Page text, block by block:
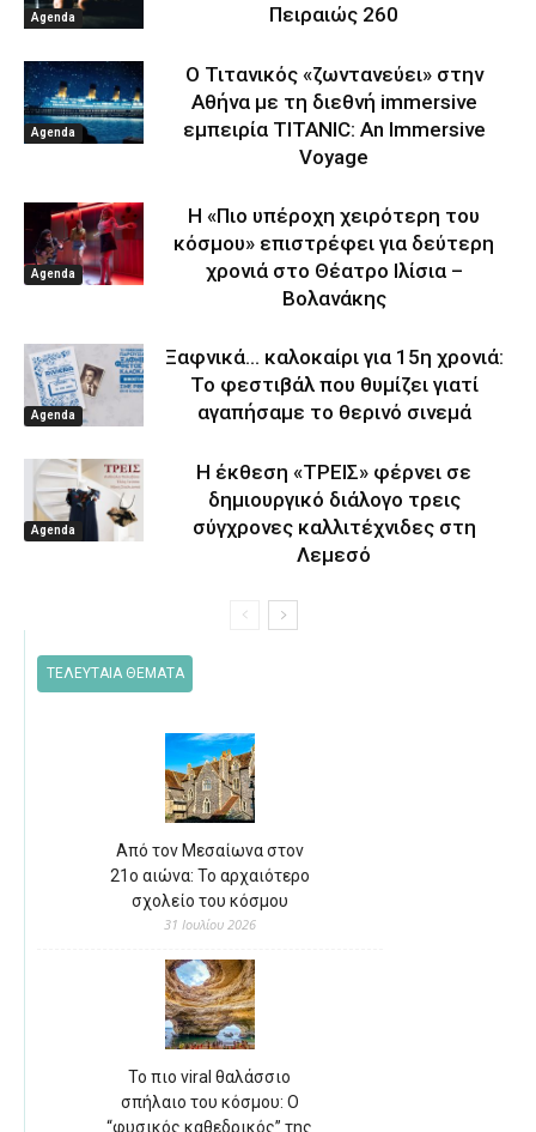
Agenda
Πειραιώς 260
Agenda
Ο Τιτανικός «ζωντανεύει» στην
Αθήνα με τη διεθνή immersive
εμπειρία TITANIC: An Immersive
Voyage
Agenda
Η «Πιο υπέροχη χειρότερη του
κόσμου» επιστρέφει για δεύτερη
χρονιά στο Θέατρο Ιλίσια –
Βολανάκης
Agenda
Ξαφνικά… καλοκαίρι για 15η χρονιά:
Το φεστιβάλ που θυμίζει γιατί
αγαπήσαμε το θερινό σινεμά
Agenda
Η έκθεση «ΤΡΕΙΣ» φέρνει σε
δημιουργικό διάλογο τρεις
σύγχρονες καλλιτέχνιδες στη
Λεμεσό
ΤΕΛΕΥΤΑΙΑ ΘΕΜΑΤΑ
Από τον Μεσαίωνα στον
21ο αιώνα: Το αρχαιότερο
σχολείο του κόσμου
31 Ιουλίου 2026
Το πιο viral θαλάσσιο
σπήλαιο του κόσμου: Ο
“φυσικός καθεδρικός” της